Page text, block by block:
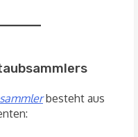
besteht aus